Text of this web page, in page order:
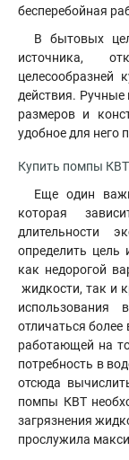
бесперебойная
В бытовых
источника,
целесообразней
действия.
размеров и
удобное для него
Купить помпы КВТ
Еще один
которая
длительности
определить
как недорогой
жидкости, так и
отличаться
работающей на
потребность в
отсюда
помпы КВТ
загрязнения
прослужила